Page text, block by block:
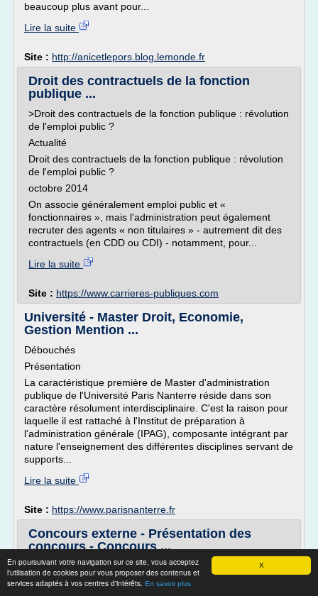
X
En poursuivant votre navigation sur ce site, vous acceptez
l'utilisation de cookies pour vous proposer des contenus et
services adaptés à vos centres d'intérêts. En savoir plus
beaucoup plus avant pour...
Lire la suite
Site : http://anicetlepors.blog.lemonde.fr
Droit des contractuels de la fonction
publique ...
>Droit des contractuels de la fonction publique : révolution
de l'emploi public ?
Actualité
Droit des contractuels de la fonction publique : révolution
de l'emploi public ?
octobre 2014
On associe généralement emploi public et «
fonctionnaires », mais l'administration peut également
recruter des agents « non titulaires » - autrement dit des
contractuels (en CDD ou CDI) - notamment, pour...
Lire la suite
Site : https://www.carrieres-publiques.com
Université - Master Droit, Economie,
Gestion Mention ...
Débouchés
Présentation
La caractéristique première de Master d'administration
publique de l'Université Paris Nanterre réside dans son
caractère résolument interdisciplinaire. C'est la raison pour
laquelle il est rattaché à l'Institut de préparation à
l'administration générale (IPAG), composante intégrant par
nature l'enseignement des différentes disciplines servant de
supports...
Lire la suite
Site : https://www.parisnanterre.fr
Concours externe - Présentation des
concours - Concours ...
Les concours externes sont ouverts aux candidats
possédant un niveau de diplôme déterminé :